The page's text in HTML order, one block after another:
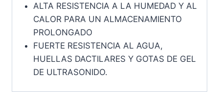
ALTA RESISTENCIA A LA HUMEDAD Y AL
CALOR PARA UN ALMACENAMIENTO
PROLONGADO
FUERTE RESISTENCIA AL AGUA,
HUELLAS DACTILARES Y GOTAS DE GEL
DE ULTRASONIDO.